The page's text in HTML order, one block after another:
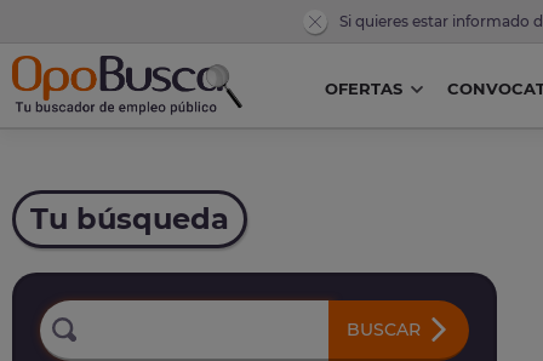
Si quieres estar informado
OFERTAS
Tu búsqueda
BUSCAR